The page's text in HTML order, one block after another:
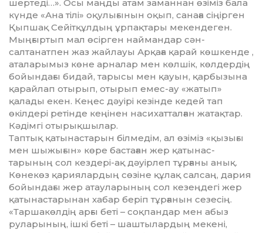
шертеді…». Осы маңды атам заманнан өзіміз бала
күнде «Ана тілі» оқулығынын оқып, санаға сіңірген
Қыпшақ Сейіт­құлдың ұрпақтары мекендеген.
Мыңғыртып мал өсірген най­ман­дар сән-
салтанатпен жаз жайлауы Арқаға қарай көшкенде ,
атала­ры­мыз көне арналар мен көлшік, көлдердің
бойындағы бидай, та­ры­сы мен қауын, қарбызына
қарайлап отырып, отырып емес-ау «жатып»
қалады екен. Кеңес дәуірі кезінде кедей тап
өкілдері ретінде кеңінен насихатталған жатақтар.
Кәдімгі отырықшылар.
Таптық қатынастарын білме­дім, ал өзіміз «қызығы
мен шы­жығын» көре бастаған жер қа­ты­нас­
тарының сол кездері-ақ дәуір­­леп тұрғаны анық.
Көнекөз қариялардың сөзіне құлақ салсаң, дария
бойындағы жер атаулары­ның сол кезеңдегі жер
қатынас­тарынан хабар беріп тұрғанын се­зесің.
«Таршакөлдің арғы беті – соқпандар мен абыз
руларының, ішкі беті – шаштылардың мекені,